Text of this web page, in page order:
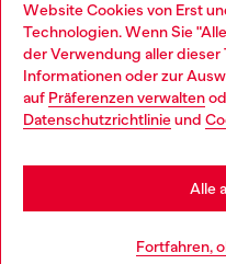
Website Cookies von Erst
Technologien. Wenn Sie
der Verwendung aller dieser
Informationen oder zur
auf Präferenzen verwalten
Datenschutzrichtlinieund
Fortfahren,
Alle
Entdecke unser
im Store.
Choose your location
You are currently browsing
may be based in United